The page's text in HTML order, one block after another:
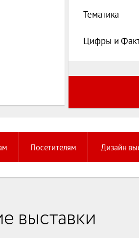
Тематика
Цифры и
Посетителям Дизайн
выставки